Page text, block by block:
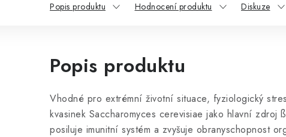
Popis produktu Hodnocení produktu Diskuze
Popis produktu
Vhodné pro extrémní životní situace, fyziologický
kvasinek Saccharomyces cerevisiae jako hlavní zdroj
posiluje imunitní systém a zvyšuje obranyschopnost